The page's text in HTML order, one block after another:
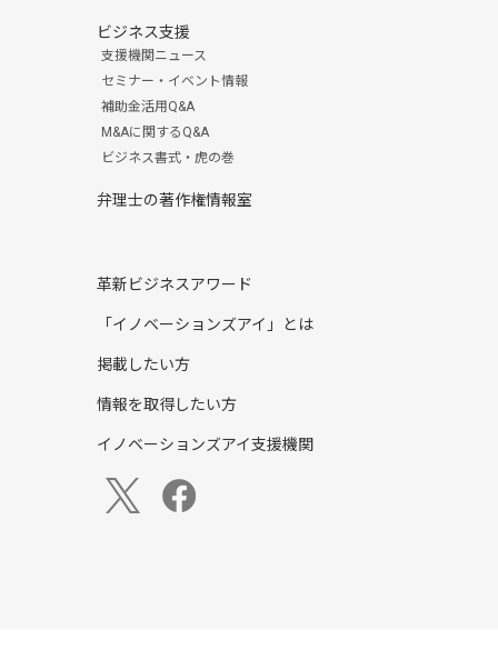
ビジネス支援
支援機関ニュース
セミナー・イベント情報
補助金活用Q&A
M&Aに関するQ&A
ビジネス書式・虎の巻
弁理士の著作権情報室
革新ビジネスアワード
「イノベーションズアイ」とは
掲載したい方
情報を取得したい方
イノベーションズアイ支援機関